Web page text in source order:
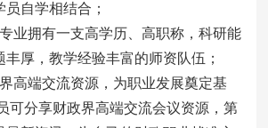
自学相结合；
业拥有一支高学历、高职称，科研能
厚，教学经验丰富的师资队伍；
高端交流资源，为职业发展奠定基
可分享财政界高端交流会议资源，第